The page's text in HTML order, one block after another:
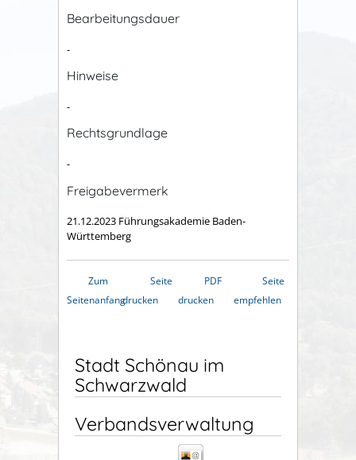
Bearbeitungsdauer
-
Hinweise
-
Rechtsgrundlage
-
Freigabevermerk
21.12.2023 Führungsakademie Baden-
Württemberg
Zum
Seitenanfang
Seite
drucken
PDF
drucken
Seite
empfehlen
Stadt Schönau im
Schwarzwald
Verbandsverwaltung